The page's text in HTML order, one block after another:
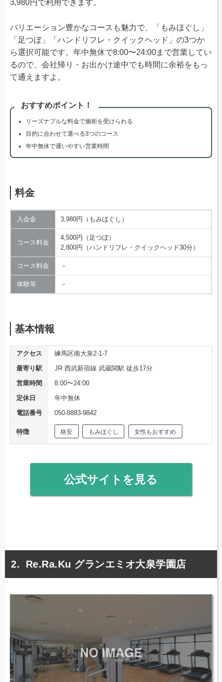
3,980円で利用できます。
バリエーション豊かなコースも魅力で、「もみほぐし」
「足つぼ」「ハンドリフレ・クイックヘッド」の3つか
ら選択可能です。年中無休で8:00〜24:00まで営業してい
るので、会社帰り・お出かけ途中でも時間に余裕をもっ
て通えますよ。
おすすめポイント！
リーズナブルな料金で施術を受けられる
目的に合わせて選べる3つのコース
年中無休で通いやすい営業時間
料金
入会金 3,980円（もみほぐし）
コース料金
4,500円（足つぼ）
2,800円（ハンドリフレ・クイックヘッド30分）
コース料金 －
体験等 －
基本情報
アクセス
練馬区南大泉2-1-7
最寄り駅
JR 西武新宿線 武蔵関駅 徒歩17分
営業時間
8:00〜24:00
定休日
年中無休
電話番号
050-8883-9842
特徴 格安 もみほぐし 女性もおすすめ
公式サイトを見る
Re.Ra.Ku グランエミオ大泉学園店